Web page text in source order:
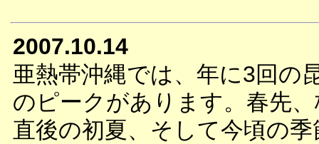
2007.10.14
亜熱帯沖縄では、年に3回の
のピークがあります。春先
直後の初夏、そして今頃の